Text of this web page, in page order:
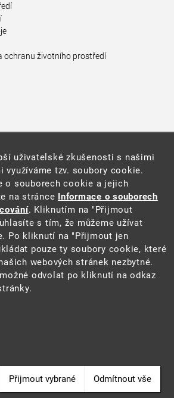
ochranu životního prostředí
MŽP
(PDF, 204 kB)
Cookie
uživatelské zkušenosti s našimi
využíváme tzv. soubory cookie.
o souborech cookie a jejich
na stránce Informace o souborech
. Kliknutím na "Přijmout
s tím, že můžeme užívat
Po kliknutí na "Přijmout jen
pouze ty soubory cookie, které
webových stránek nezbytné.
odvolat po kliknutí na odkaz
Přijmout vybrané Odmítnout vše